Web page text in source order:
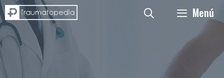
Saltar
al
contenido
Menú